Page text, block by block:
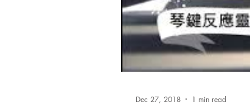
Dec 27, 2018 1 min read